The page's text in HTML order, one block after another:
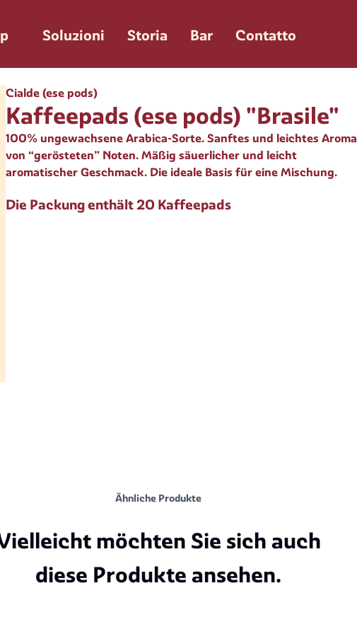
Soluzioni Storia Bar Contatto
Cialde (ese pods)
Kaffeepads (ese pods) "Brasile"
100% ungewachsene Arabica-Sorte. Sanftes und leichtes Aroma
von “gerösteten” Noten. Mäßig säuerlicher und leicht
aromatischer Geschmack. Die ideale Basis für eine Mischung.
Die Packung enthält 20 Kaffeepads
Ähnliche Produkte
möchten Sie sich auch
diese Produkte ansehen.